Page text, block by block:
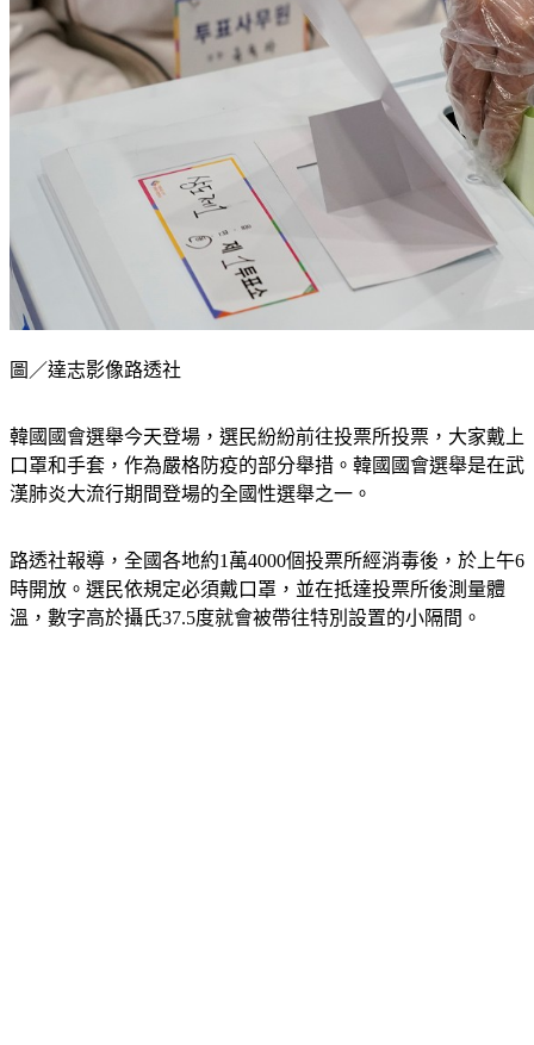
圖／達志影像路透社
韓國國會選舉今天登場，選民紛紛前往投票所投票，大家戴上
口罩和手套，作為嚴格防疫的部分舉措。韓國國會選舉是在武
漢肺炎大流行期間登場的全國性選舉之一。
路透社報導，全國各地約1萬4000個投票所經消毒後，於上午6
時開放。選民依規定必須戴口罩，並在抵達投票所後測量體
溫，數字高於攝氏37.5度就會被帶往特別設置的小隔間。